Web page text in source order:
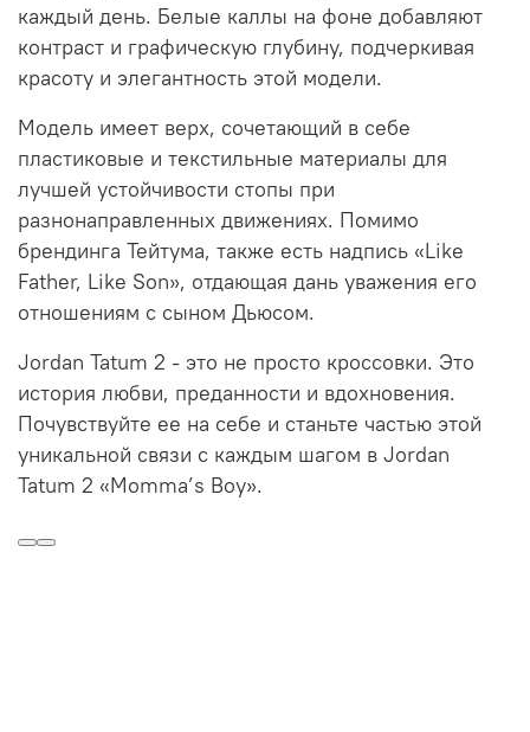
каждый день. Белые каллы на фоне добавляют
контраст и графическую глубину, подчеркивая
красоту и элегантность этой модели.
Модель имеет верх, сочетающий в себе
пластиковые и текстильные материалы для
лучшей устойчивости стопы при
разнонаправленных движениях. Помимо
брендинга Тейтума, также есть надпись «Like
Father, Like Son», отдающая дань уважения его
отношениям с сыном Дьюсом.
Jordan Tatum 2 - это не просто кроссовки. Это
история любви, преданности и вдохновения.
Почувствуйте ее на себе и станьте частью этой
уникальной связи с каждым шагом в Jordan
Tatum 2 «Momma’s Boy».